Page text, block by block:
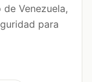
Venezuela,
para